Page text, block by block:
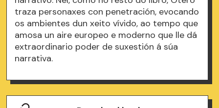
traza personaxes con penetración, evocando
os ambientes dun xeito vívido, ao tempo que
amosa un aire europeo e moderno que lle dá
extraordinario poder de suxestión á súa
narrativa.